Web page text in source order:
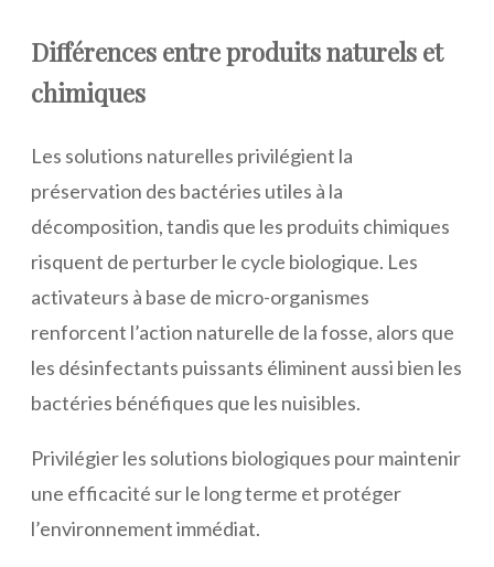
Différences entre produits naturels et
chimiques
Les solutions naturelles privilégient la
préservation des bactéries utiles à la
décomposition, tandis que les produits chimiques
risquent de perturber le cycle biologique. Les
activateurs à base de micro-organismes
renforcent l’action naturelle de la fosse, alors que
les désinfectants puissants éliminent aussi bien les
bactéries bénéfiques que les nuisibles.
Privilégier les solutions biologiques pour maintenir
une efficacité sur le long terme et protéger
l’environnement immédiat.